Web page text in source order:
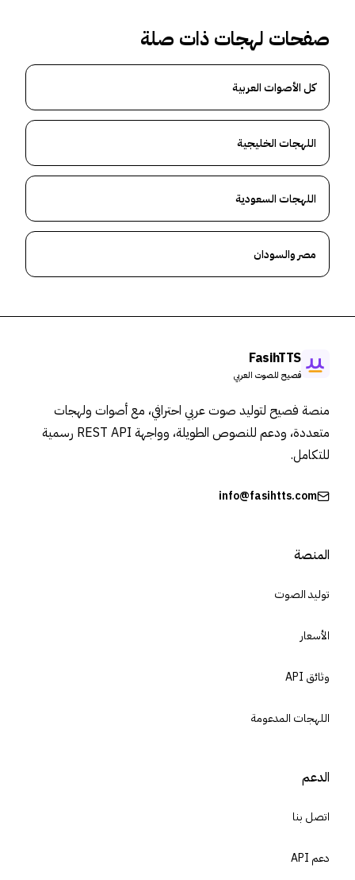
صفحات لهجات ذات صلة
كل الأصوات العربية
اللهجات الخليجية
اللهجات السعودية
مصر والسودان
FasihTTS
فصيح للصوت العربي
منصة فصيح لتوليد صوت عربي احترافي، مع أصوات ولهجات
متعددة، ودعم للنصوص الطويلة، وواجهة REST API رسمية
للتكامل.
info@fasihtts.com
المنصة
توليد الصوت
الأسعار
وثائق API
اللهجات المدعومة
الدعم
اتصل بنا
دعم API